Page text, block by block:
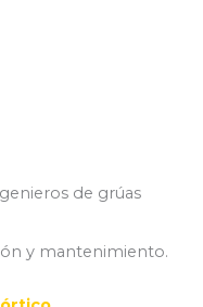
de grúas
y mantenimiento.